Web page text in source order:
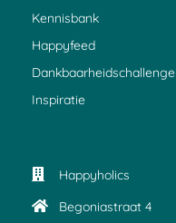
Kennisbank
Happyfeed
Dankbaarheidschallenge
Inspiratie
Happyholics
Begoniastraat 4